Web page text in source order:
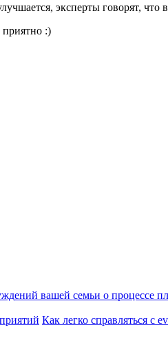
эксперты говорят,
:)
вашей семьи о процессе
Как легко справляться с